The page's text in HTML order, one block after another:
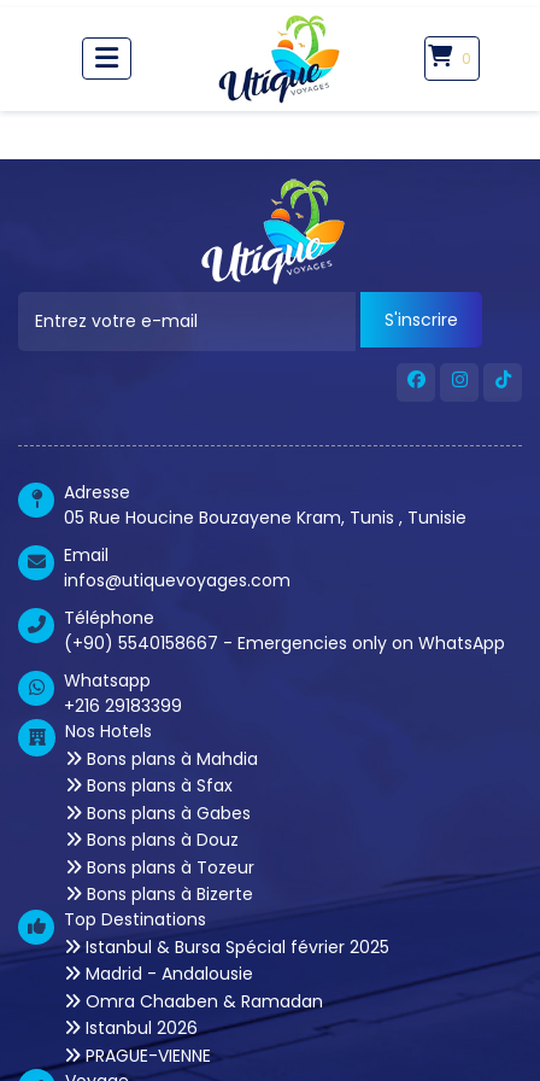
0
S'inscrire
Adresse
05 Rue Houcine Bouzayene Kram, Tunis , Tunisie
Email
infos@utiquevoyages.com
Téléphone
(+90) 5540158667 - Emergencies only on WhatsApp
Whatsapp
+216 29183399
Nos Hotels
Bons plans à Mahdia
Bons plans à Sfax
Bons plans à Gabes
Bons plans à Douz
Bons plans à Tozeur
Bons plans à Bizerte
Top Destinations
Istanbul & Bursa Spécial février 2025
Madrid - Andalousie
Omra Chaaben & Ramadan
Istanbul 2026
PRAGUE-VIENNE